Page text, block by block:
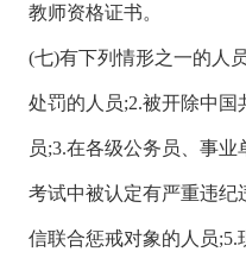
教师资格证书。
(七)有下列情形之一的人
处罚的人员;2.被开除中国
员;3.在各级公务员、事
考试中被认定有严重违纪
信联合惩戒对象的人员;5.